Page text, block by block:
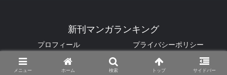
新刊マンガランキング
プロフィール
プライバシーポリシー
© 2025 新刊マンガランキング.
メニュー ホーム 検索 トップ サイドバー